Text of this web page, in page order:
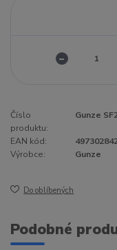
Číslo
produktu:
Gunze
EAN kód:
Výrobce:
Gunze
Do oblíbených
Podobné